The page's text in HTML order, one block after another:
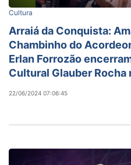
Cultura
Arraiá da Conquista:
Chambinho do
Erlan Forrozão
Cultural Glauber Rocha
22/06/2024 07:06:45